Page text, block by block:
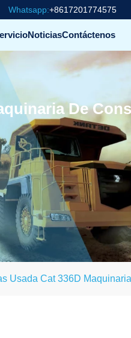
Whatsapp:+8617201774575
NoticiasContáctenos
De
Usada Cat 336D